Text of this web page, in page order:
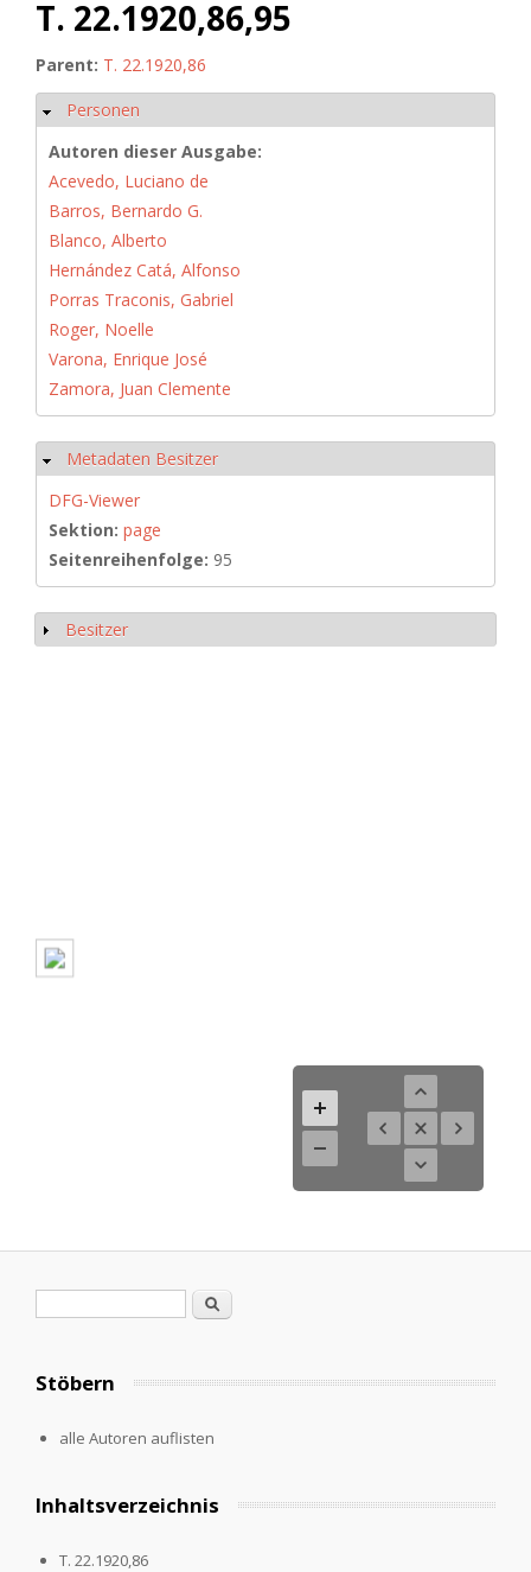
T. 22.1920,86,95
Parent: T. 22.1920,86
Hide
Personen
Autoren dieser Ausgabe:
Acevedo, Luciano de
Barros, Bernardo G.
Blanco, Alberto
Hernández Catá, Alfonso
Porras Traconis, Gabriel
Roger, Noelle
Varona, Enrique José
Zamora, Juan Clemente
Hide
Metadaten Besitzer
DFG-Viewer
Sektion: page
Seitenreihenfolge: 95
Show
Besitzer
Search
Stöbern
alle Autoren auflisten
Inhaltsverzeichnis
T. 22.1920,86